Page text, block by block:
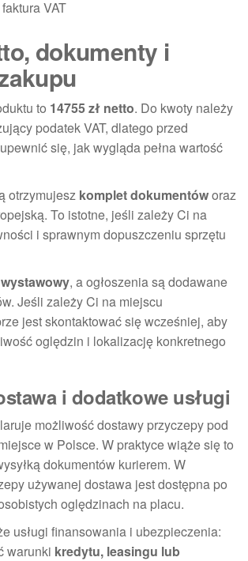
faktura VAT
dokumenty i
to 14755 zł netto. Do kwoty należy
podatek VAT, dlatego przed
się, jak wygląda pełna wartość
otrzymujesz komplet dokumentóworaz
To istotne, jeśli zależy Ci na
i sprawnym dopuszczeniu sprzętu
wystawowy, a ogłoszenia są dodawane
Jeśli zależy Ci na miejscu
jest skontaktować się wcześniej, aby
oględzin i lokalizację konkretnego
i dodatkowe usługi
możliwość dostawy przyczepy pod
w Polsce. W praktyce wiąże się to
dokumentów kurierem. W
używanej dostawa jest dostępna po
oględzinach na placu.
usługi finansowania i ubezpieczenia:
warunki kredytu, leasingu lub